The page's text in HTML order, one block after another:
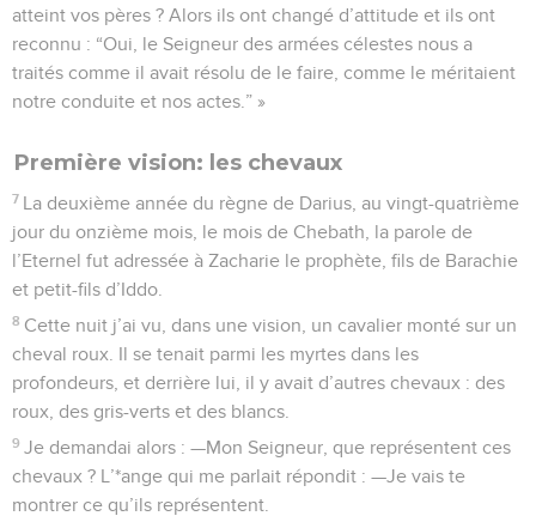
atteint vos pères ? Alors ils ont changé d’attitude et ils ont
reconnu : “Oui, le Seigneur des armées célestes nous a
traités comme il avait résolu de le faire, comme le méritaient
notre conduite et nos actes.” »
Première vision: les chevaux
7 La deuxième année du règne de Darius, au vingt-quatrième
jour du onzième mois, le mois de Chebath, la parole de
l’Eternel fut adressée à Zacharie le prophète, fils de Barachie
et petit-fils d’Iddo.
8 Cette nuit j’ai vu, dans une vision, un cavalier monté sur un
cheval roux. Il se tenait parmi les myrtes dans les
profondeurs, et derrière lui, il y avait d’autres chevaux : des
roux, des gris-verts et des blancs.
9 Je demandai alors : —Mon Seigneur, que représentent ces
chevaux ? L’*ange qui me parlait répondit : —Je vais te
montrer ce qu’ils représentent.